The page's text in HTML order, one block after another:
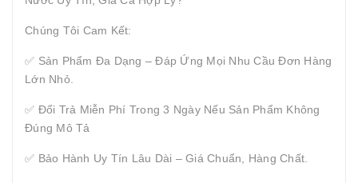
Chúng Tôi Cam Kết:
✅ Sản Phẩm Đa Dạng – Đáp Ứng Mọi Nhu Cầu Đơn Hàng
Lớn Nhỏ.
✅ Đổi Trả Miễn Phí Trong 3 Ngày Nếu Sản Phẩm Không
Đúng Mô Tả
✅ Bảo Hành Uy Tín Lâu Dài – Giá Chuẩn, Hàng Chất.